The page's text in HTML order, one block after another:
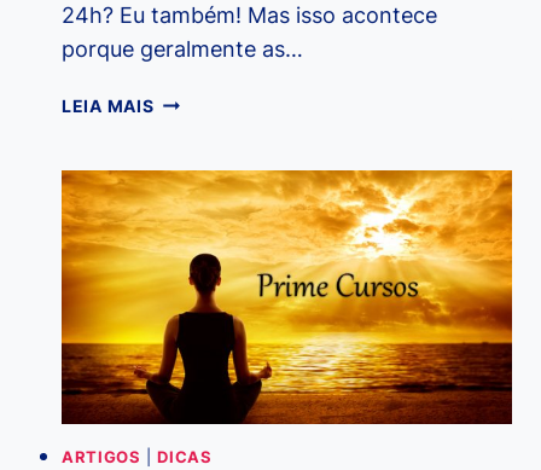
24h? Eu também! Mas isso acontece
porque geralmente as…
LEIA MAISDICAS
FERRIS
PARA
TER
TEMPO
PARA
TUDO
ARTIGOS |DICAS